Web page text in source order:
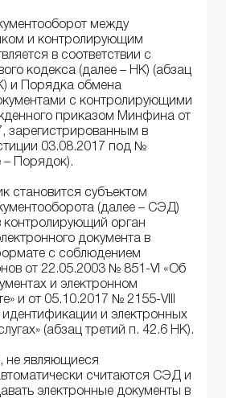
между
и контролирующим
в соответствии с
кодекса (далее – НК) (абзац
и Порядка обмена
с контролирующими
приказом Минфина от
зарегистрированным в
03.08.2017 под №
– Порядок).
становится субъектом
(далее – СЭД)
контролирующий орган
документа в
с соблюдением
от 22.05.2003 № 851-VI «Об
и электронном
и от 05.10.2017 № 2155-VIII
идентификации и электронных
(абзац третий п. 42.6 НК).
не являющиеся
считаются СЭД и
электронные документы в